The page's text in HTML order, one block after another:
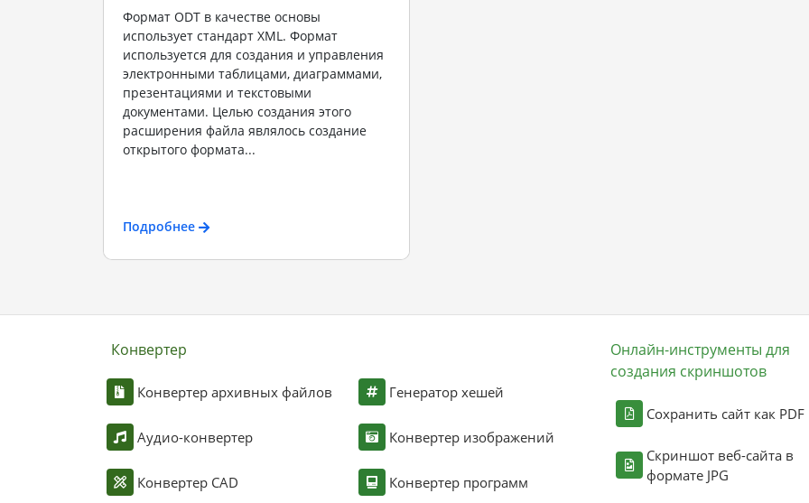
Формат ODT в качестве основы
использует стандарт XML. Формат
используется для создания и управления
электронными таблицами, диаграммами,
презентациями и текстовыми
документами. Целью создания этого
расширения файла являлось создание
открытого формата...
Подробнее
Конвертер
Конвертер архивных файлов
Аудио-конвертер
Конвертер CAD
Генератор хешей
Конвертер изображений
Конвертер программ
Онлайн-инструменты для
создания скриншотов
Сохранить сайт как PDF
Скриншот веб-сайта в
формате JPG